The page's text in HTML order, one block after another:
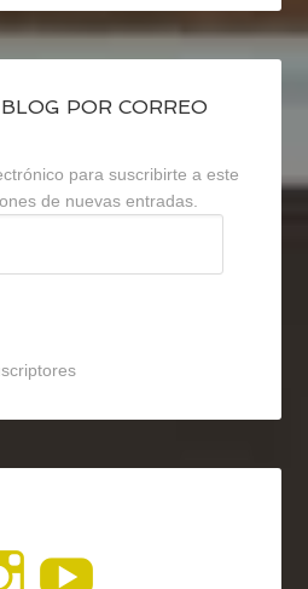
POR CORREO
para suscribirte a este
de nuevas entradas.
Ver